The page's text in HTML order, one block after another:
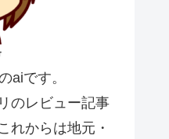
aiです。
のレビュー記事
れからは地元・